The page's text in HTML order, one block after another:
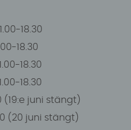
18.30
18.30
18.30
18.30
(19:e juni stängt)
(20 juni stängt)